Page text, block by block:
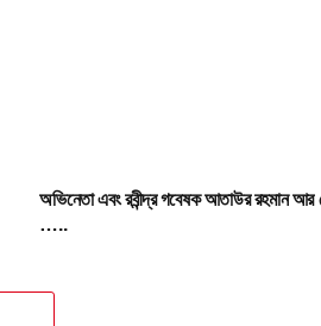
অভিনেতা এবং রবীন্দ্র গবেষক আতাউর রহমান আর
…..